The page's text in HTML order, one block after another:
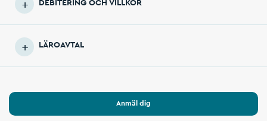
LÄROAVTAL
Anmäl dig